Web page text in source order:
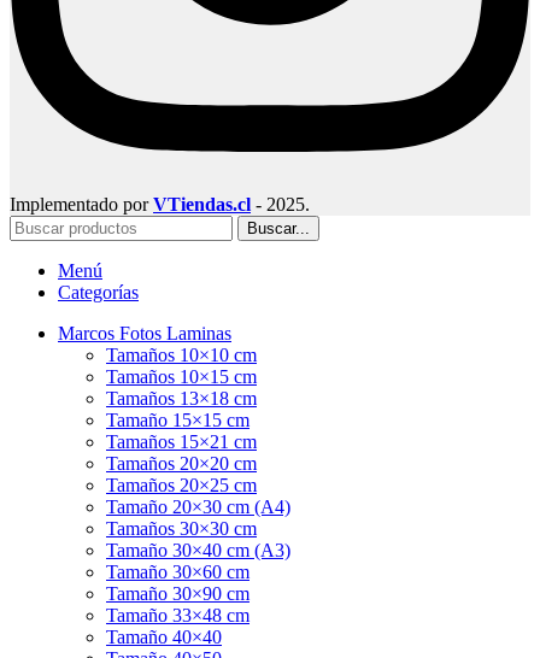
Implementado porVTiendas.cl - 2025.
Buscar...
Menú
Categorías
Marcos Fotos Laminas
Tamaños 10×10 cm
Tamaños 10×15 cm
Tamaños 13×18 cm
Tamaño 15×15 cm
Tamaños 15×21 cm
Tamaños 20×20 cm
Tamaños 20×25 cm
Tamaño 20×30 cm (A4)
Tamaños 30×30 cm
Tamaño 30×40 cm (A3)
Tamaño 30×60 cm
Tamaño 30×90 cm
Tamaño 33×48 cm
Tamaño 40×40